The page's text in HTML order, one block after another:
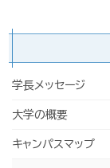
学長メッセージ
大学の概要
キャンパスマップ